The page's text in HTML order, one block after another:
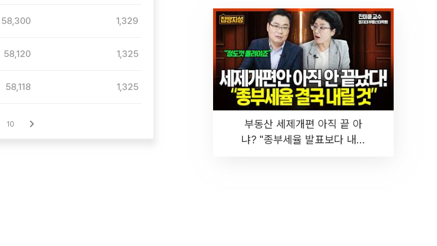
부동산 세제개편 아직 끝 아
냐? "종부세율 발표보다 내릴